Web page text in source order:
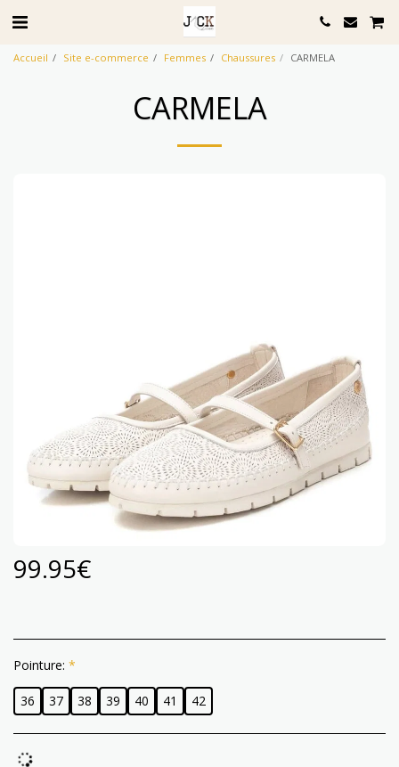
Accueil Site e-commerce Femmes Chaussures CARMELA
CARMELA
99.95€
Pointure: *
36 37 38 39 40 41 42